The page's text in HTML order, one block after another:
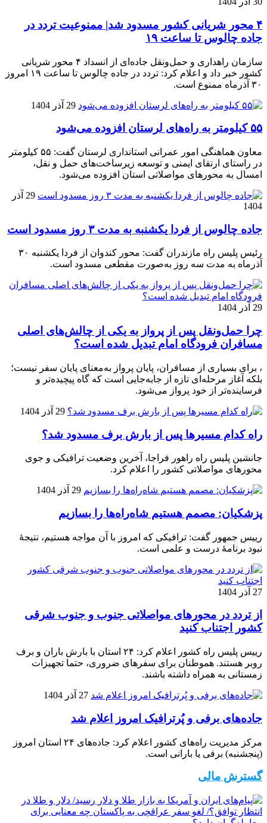
۴ محور شریانی کشور مسدود شد| ممنوعیت تردد در
جاده چالوس تا ساعت ۱۹
سازمان راهداری و حمل‌ونقل جاده‌ای از انسداد ۴ محور شریانی
کشور خبر داد و اعلام کرد: تردد در جاده چالوس تا ساعت ۱۹ امروز
۳۰ آذرماه ممنوع است.
29 آذر 1404
۵۵ کیلومتر به راه‌های لرستان افزوده می‌شود
معاون هماهنگی امور عمرانی استانداری لرستان گفت: ۵۵ کیلومتر
در راستای ارتقای ایمنی و توسعه زیرساخت‌های حمل و نقل،
امسال به محورهای مواصلاتی استان افزوده می‌شود.
29 آذر
1404
جاده چالوس از فردا یکشنبه به مدت ۳ روز مسدود است
رئیس پلیس راه مازندران گفت: محور کندوان از فردا یکشنبه ۳۰
آذرماه به مدت سه روز به‌صورت مقطعی مسدود است.
29 آذر 1404
چرا حمل‌ونقل پس از پرواز به یکی از چالش‌های اصلی
مسافران فرودگاه امام تبدیل شده است؟
، برای بسیاری از مسافران، پایان پرواز به‌معنای پایان سفر نیست؛
بلکه آغاز مرحله‌ای تازه از جابه‌جایی است که گاه پیچیده‌تر و
فرساینده‌تر از خود پرواز می‌شود.
29 آذر 1404
راه کدام مسیرها پس از بارش برف مسدود شد؟
جانشین پلیس راه راهور فراجا، آخرین وضعیت ترافیکی و جوی
محورهای مواصلاتی کشور را اعلام کرد.
29 آذر 1404
پزشکیان: مصمم هستیم شاه‌راه‌ها را بسازیم
رییس جمهور گفت: ترافیکی که امروز با آن مواجه هستیم، نتیجۀ
نبود برنامۀ درست و علمی است.
27 آذر 1404
از تردد در محورهای مواصلاتی جنوب و جنوب شرقی
کشور اجتناب کنید
رییس پلیس راه کشور اعلام کرد: ۲۴ استان با بارش باران و برف
روبر هستند. هموطنان برای سفرهای ضروری، حتما تجهیزات
زمستانی به همراه داشته باشند.
27 آذر 1404
جاده‌های برفی و پُرترافیک امروز اعلام شد
مرکز مدیریت راه‌های کشور اعلام کرد: جاده‌های ۲۴ استان امروز
(پنجشنبه) برفی یا بارانی است.
گسترش مالی